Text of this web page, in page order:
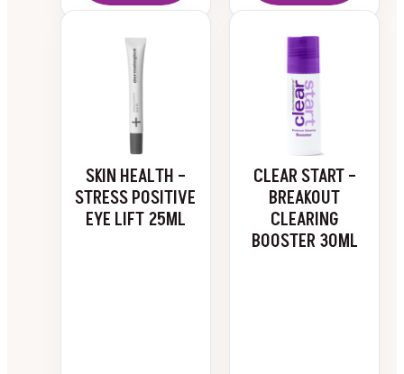
SKIN HEALTH –
STRESS POSITIVE
EYE LIFT 25ML
CLEAR START –
BREAKOUT
CLEARING
BOOSTER 30ML